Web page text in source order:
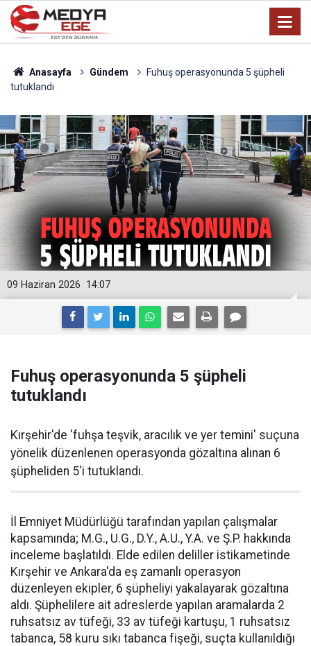
Anasayfa Gündem
Fuhuş operasyonunda 5 şüpheli
tutuklandı
14:07
09 Haziran 2026
Fuhuş operasyonunda 5 şüpheli
tutuklandı
Kırşehir'de 'fuhşa teşvik, aracılık ve yer temini' suçuna
yönelik düzenlenen operasyonda gözaltına alınan 6
şüpheliden 5'i tutuklandı.
İl Emniyet Müdürlüğü tarafından yapılan çalışmalar
kapsamında; M.G., U.G., D.Y., A.U., Y.A. ve Ş.P. hakkında
inceleme başlatıldı. Elde edilen deliller istikametinde
Kırşehir ve Ankara'da eş zamanlı operasyon
düzenleyen ekipler, 6 şüpheliyi yakalayarak gözaltına
aldı. Şüphelilere ait adreslerde yapılan aramalarda 2
ruhsatsız av tüfeği, 33 av tüfeği kartuşu, 1 ruhsatsız
tabanca, 58 kuru sıkı tabanca fişeği, suçta kullanıldığı